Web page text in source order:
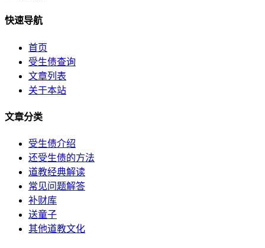
快速导航
首页
受生债查询
文章列表
关于本站
文章分类
受生债介绍
还受生债的方法
道教经典解读
常见问题解答
补财库
送童子
其他道教文化